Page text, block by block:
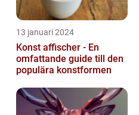
13 januari 2024
Konst affischer - En
omfattande guide till den
populära konstformen